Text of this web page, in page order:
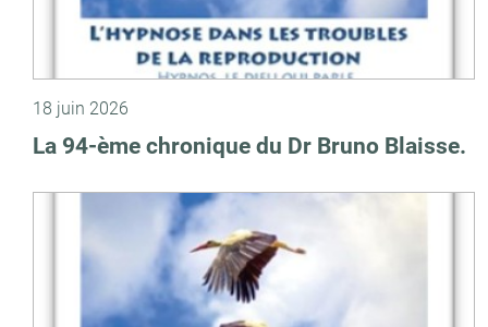
18 juin 2026
La 94-ème chronique du Dr Bruno Blaisse.